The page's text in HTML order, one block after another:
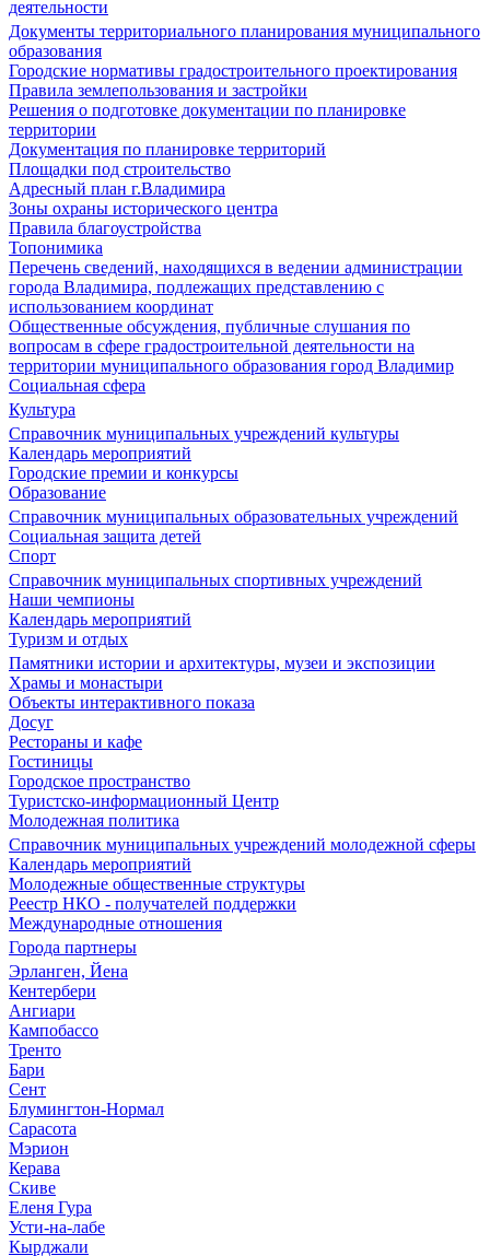
деятельности
Документы территориального планирования муниципального
образования
Городские нормативы градостроительного проектирования
Правила землепользования и застройки
Решения о подготовке документации по планировке
территории
Документация по планировке территорий
Площадки под строительство
Адресный план г.Владимира
Зоны охраны исторического центра
Правила благоустройства
Топонимика
Перечень сведений, находящихся в ведении администрации
города Владимира, подлежащих представлению с
использованием координат
Общественные обсуждения, публичные слушания по
вопросам в сфере градостроительной деятельности на
территории муниципального образования город Владимир
Социальная сфера
Культура
Справочник муниципальных учреждений культуры
Календарь мероприятий
Городские премии и конкурсы
Образование
Справочник муниципальных образовательных учреждений
Социальная защита детей
Спорт
Справочник муниципальных спортивных учреждений
Наши чемпионы
Календарь мероприятий
Туризм и отдых
Памятники истории и архитектуры, музеи и экспозиции
Храмы и монастыри
Объекты интерактивного показа
Досуг
Рестораны и кафе
Гостиницы
Городское пространство
Туристско-информационный Центр
Молодежная политика
Справочник муниципальных учреждений молодежной сферы
Календарь мероприятий
Молодежные общественные структуры
Реестр НКО - получателей поддержки
Международные отношения
Города партнеры
Эрланген, Йена
Кентербери
Ангиари
Кампобассо
Тренто
Бари
Сент
Блумингтон-Нормал
Сарасота
Мэрион
Керава
Скиве
Еленя Гура
Усти-на-лабе
Кырджали